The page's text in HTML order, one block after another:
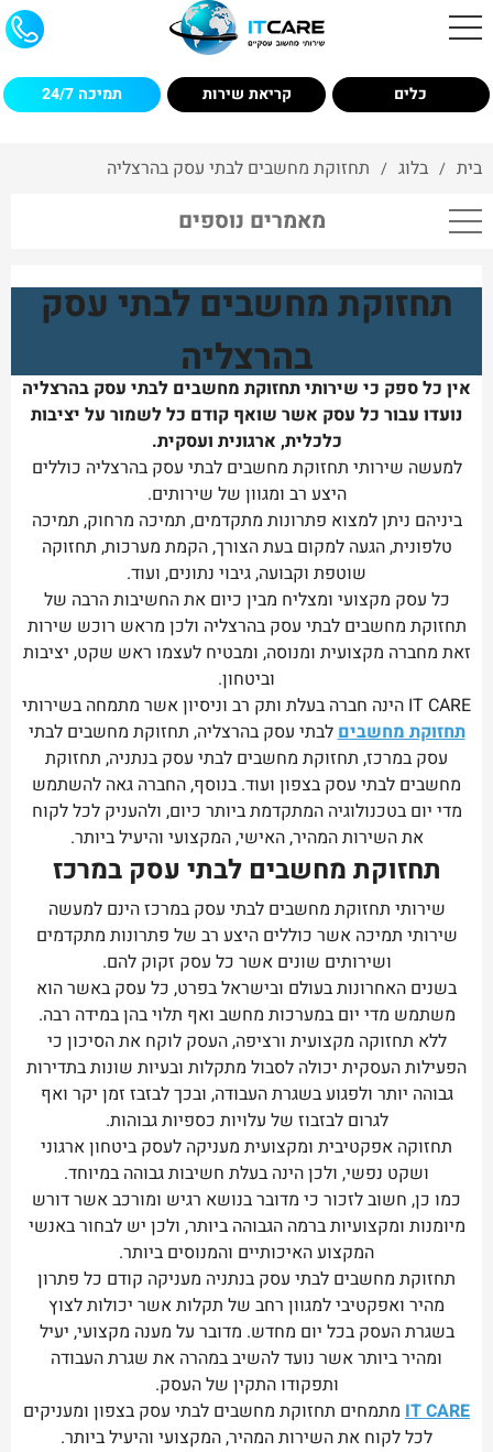
כלים קריאת שירות תמיכה 24/7
בית / בלוג / תחזוקת מחשבים לבתי עסק בהרצליה
מאמרים נוספים
תחזוקת מחשבים לבתי עסק
בהרצליה
אין כל ספק כי שירותי תחזוקת מחשבים לבתי עסק בהרצליה
נועדו עבור כל עסק אשר שואף קודם כל לשמור על יציבות
כלכלית, ארגונית ועסקית.
למעשה שירותי תחזוקת מחשבים לבתי עסק בהרצליה כוללים
היצע רב ומגוון של שירותים.
ביניהם ניתן למצוא פתרונות מתקדמים, תמיכה מרחוק, תמיכה
טלפונית, הגעה למקום בעת הצורך, הקמת מערכות, תחזוקה
שוטפת וקבועה, גיבוי נתונים, ועוד.
כל עסק מקצועי ומצליח מבין כיום את החשיבות הרבה של
תחזוקת מחשבים לבתי עסק בהרצליה ולכן מראש רוכש שירות
זאת מחברה מקצועית ומנוסה, ומבטיח לעצמו ראש שקט, יציבות
וביטחון.
IT CARE הינה חברה בעלת ותק רב וניסיון אשר מתמחה בשירותי
תחזוקת מחשביםלבתי עסק בהרצליה, תחזוקת מחשבים לבתי
עסק במרכז, תחזוקת מחשבים לבתי עסק בנתניה, תחזוקת
מחשבים לבתי עסק בצפון ועוד. בנוסף, החברה גאה להשתמש
מדי יום בטכנולוגיה המתקדמת ביותר כיום, ולהעניק לכל לקוח
את השירות המהיר, האישי, המקצועי והיעיל ביותר.
תחזוקת מחשבים לבתי עסק במרכז
שירותי תחזוקת מחשבים לבתי עסק במרכז הינם למעשה
שירותי תמיכה אשר כוללים היצע רב של פתרונות מתקדמים
ושירותים שונים אשר כל עסק זקוק להם.
בשנים האחרונות בעולם ובישראל בפרט, כל עסק באשר הוא
משתמש מדי יום במערכות מחשב ואף תלוי בהן במידה רבה.
ללא תחזוקה מקצועית ורציפה, העסק לוקח את הסיכון כי
הפעילות העסקית יכולה לסבול מתקלות ובעיות שונות בתדירות
גבוהה יותר ולפגוע בשגרת העבודה, ובכך לבזבז זמן יקר ואף
לגרום לבזבוז של עלויות כספיות גבוהות.
תחזוקה אפקטיבית ומקצועית מעניקה לעסק ביטחון ארגוני
ושקט נפשי, ולכן הינה בעלת חשיבות גבוהה במיוחד.
כמו כן, חשוב לזכור כי מדובר בנושא רגיש ומורכב אשר דורש
מיומנות ומקצועיות ברמה הגבוהה ביותר, ולכן יש לבחור באנשי
המקצוע האיכותיים והמנוסים ביותר.
תחזוקת מחשבים לבתי עסק בנתניה מעניקה קודם כל פתרון
מהיר ואפקטיבי למגוון רחב של תקלות אשר יכולות לצוץ
בשגרת העסק בכל יום מחדש. מדובר על מענה מקצועי, יעיל
ומהיר ביותר אשר נועד להשיב במהרה את שגרת העבודה
ותפקודו התקין של העסק.
IT CARE מתמחים תחזוקת מחשבים לבתי עסק בצפון ומעניקים
לכל לקוח את השירות המהיר, המקצועי והיעיל ביותר.